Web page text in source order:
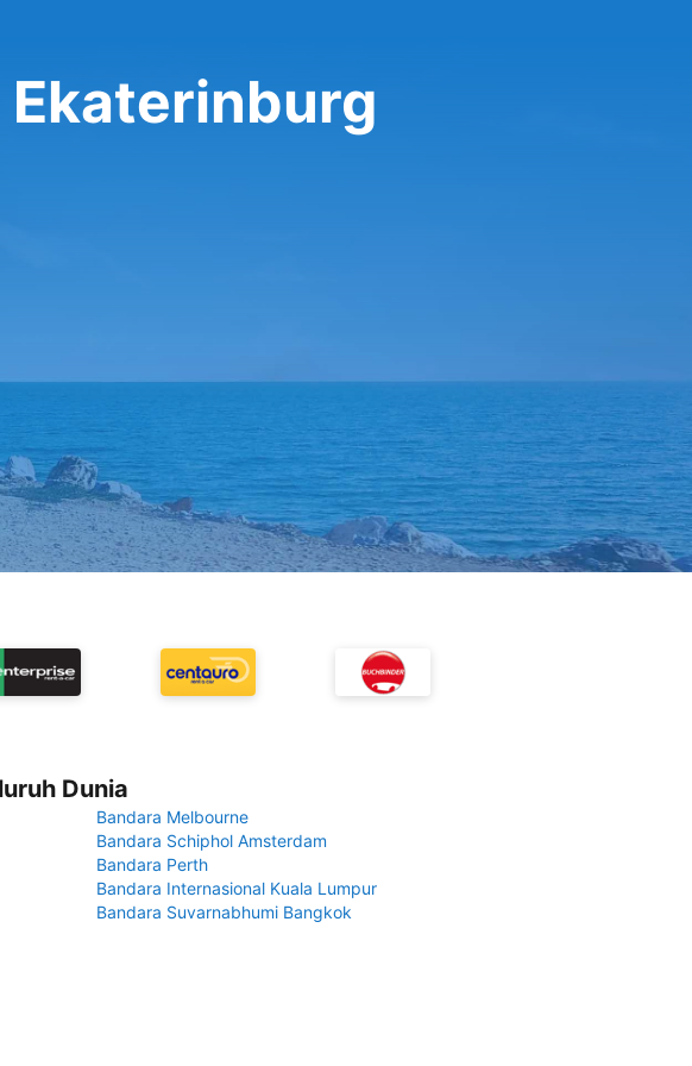
Ekaterinburg
Dunia
Bandara Melbourne
Bandara Schiphol Amsterdam
Bandara Perth
Bandara Internasional Kuala Lumpur
Bandara Suvarnabhumi Bangkok